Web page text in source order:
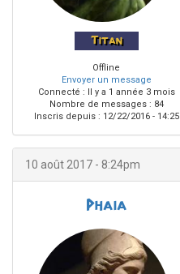
Titan
Offline
Envoyer un message
Connecté : Il y a 1 année 3 mois
Nombre de messages : 84
Inscris depuis : 12/22/2016 - 14:25
10 août 2017 - 8:24pm
Phaia